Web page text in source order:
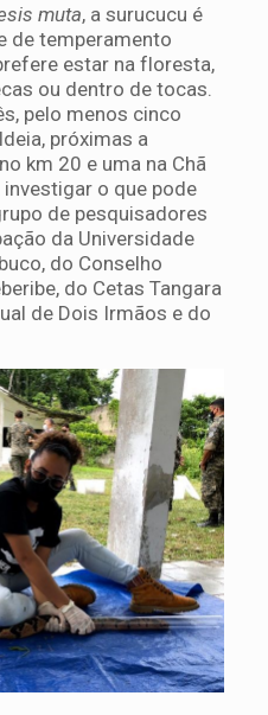
muta, a surucucu é
de temperamento
estar na floresta,
ou dentro de tocas.
pelo menos cinco
próximas a
km 20 e uma na Chã
investigar o que pode
de pesquisadores
da Universidade
do Conselho
do Cetas Tangara
de Dois Irmãos e do